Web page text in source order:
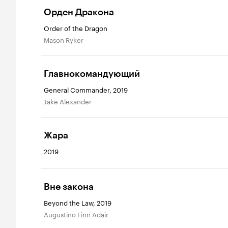
Орден Дракона
Order of the Dragon
Mason Ryker
Главнокомандующий
General Commander, 2019
Jake Alexander
Жара
2019
Вне закона
Beyond the Law, 2019
Augustino Finn Adair